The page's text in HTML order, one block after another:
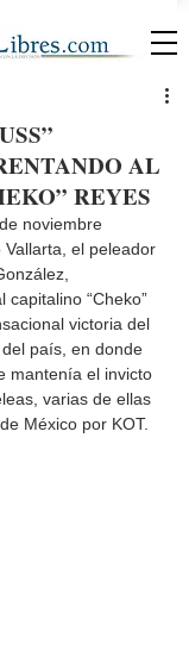
AL
REYES
noviembre
el peleador
capitalino “Cheko”
victoria del
país, en donde
mantenía el invicto
varias de ellas
México por KOT.